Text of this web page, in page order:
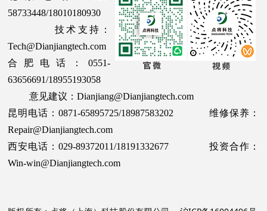
58733448/18010180930
技术支持：
Tech@Dianjiangtech.com
合肥电话：0551-
63656691/18955193058
意见建议：Dianjiang@Dianjiangtech.com
昆明电话：0871-65895725/18987583202 维修保养：
Repair@Dianjiangtech.com
西安电话：029-89372011/18191332677 投资合作：
Win-win@Dianjiangtech.com